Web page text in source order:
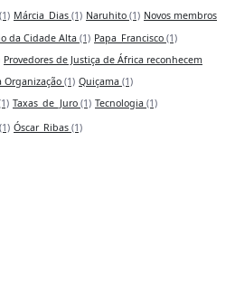
(1) Márcia_Dias (1) Naruhito (1) Novos membros
da Cidade Alta (1) Papa_Francisco (1)
Provedores de Justiça de África reconhecem
Organização (1) Quiçama (1)
Taxas_de_Juro (1) Tecnologia (1)
(1) Óscar_Ribas (1)